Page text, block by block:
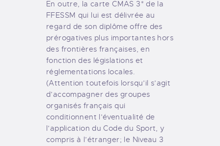
En outre, la carte CMAS 3* de la
FFESSM qui lui est délivrée au
regard de son diplôme offre des
prérogatives plus importantes hors
des frontières françaises, en
fonction des législations et
réglementations locales.
(Attention toutefois lorsqu’il s’agit
d’accompagner des groupes
organisés français qui
conditionnent l’éventualité de
l’application du Code du Sport, y
compris à l’étranger; le Niveau 3